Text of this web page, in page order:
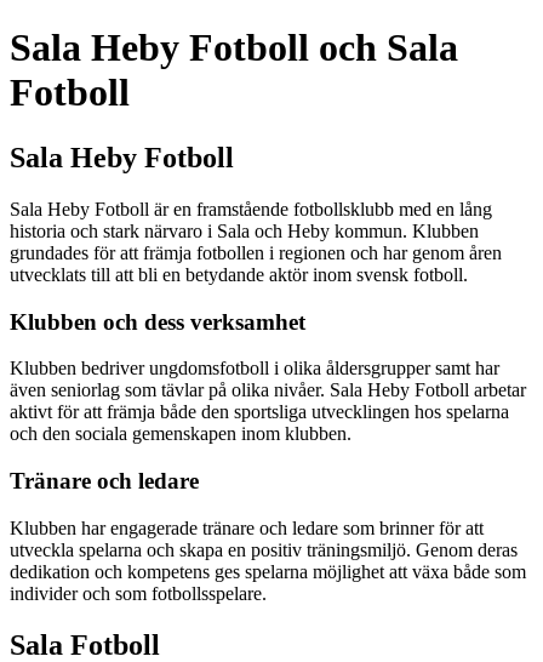
Sala Heby Fotboll och Sala
Fotboll
Sala Heby Fotboll
Sala Heby Fotboll är en framstående fotbollsklubb med en lång
historia och stark närvaro i Sala och Heby kommun. Klubben
grundades för att främja fotbollen i regionen och har genom åren
utvecklats till att bli en betydande aktör inom svensk fotboll.
Klubben och dess verksamhet
Klubben bedriver ungdomsfotboll i olika åldersgrupper samt har
även seniorlag som tävlar på olika nivåer. Sala Heby Fotboll arbetar
aktivt för att främja både den sportsliga utvecklingen hos spelarna
och den sociala gemenskapen inom klubben.
Tränare och ledare
Klubben har engagerade tränare och ledare som brinner för att
utveckla spelarna och skapa en positiv träningsmiljö. Genom deras
dedikation och kompetens ges spelarna möjlighet att växa både som
individer och som fotbollsspelare.
Sala Fotboll